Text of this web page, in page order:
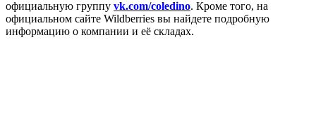
официальную группу vk.com/coledino. Кроме того, на
официальном сайте Wildberries вы найдете подробную
информацию о компании и её складах.